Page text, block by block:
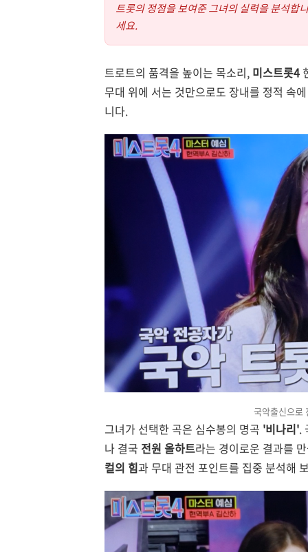
트롯의 정점을 보여준 그녀의 실력을 분석합
세요.
트로트의 품격을 높이는 목소리, 미스트롯4
무대 위에 서는 것만으로도 장내를 정적 속
니다.
국악출신으로
그녀가 선택한 곡은 심수봉의 명곡 '비나리'.
나 결국 전원 올하트라는 경이로운 결과를
컬의 힘과 무대 관전 포인트를 집중 분석해